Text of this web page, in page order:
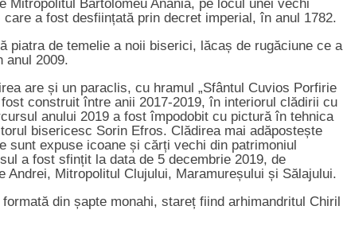
Mitropolitul Bartolomeu Anania, pe locul unei vechi
a fost desființată prin decret imperial, în anul 1782.
piatra de temelie a noii biserici, lăcaș de rugăciune ce a
anul 2009.
are și un paraclis, cu hramul „Sfântul Cuvios Porfirie
construit între anii 2017-2019, în interiorul clădirii cu
anului 2019 a fost împodobit cu pictură în tehnica
bisericesc Sorin Efros. Clădirea mai adăpostește
sunt expuse icoane și cărți vechi din patrimoniul
a fost sfințit la data de 5 decembrie 2019, de
Andrei, Mitropolitul Clujului, Maramureșului și Sălajului.
din șapte monahi, stareț fiind arhimandritul Chiril